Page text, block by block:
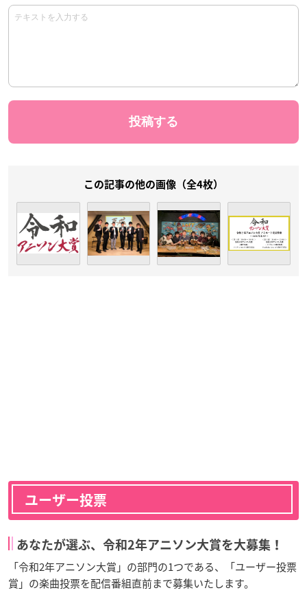
この記事の他の画像（全4枚）
ユーザー投票
あなたが選ぶ、令和2年アニソン大賞を大募集！
「令和2年アニソン大賞」の部門の1つである、「ユーザー投票
賞」の楽曲投票を配信番組直前まで募集いたします。